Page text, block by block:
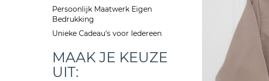
Persoonlijk Maatwerk Eigen
Bedrukking
Unieke Cadeau's voor Iedereen
MAAK JE KEUZE
UIT: